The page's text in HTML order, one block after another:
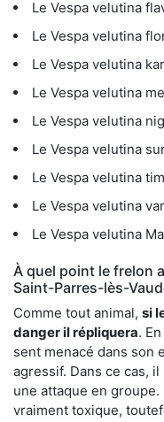
Le Vespa velutina
Le Vespa velutina
Le Vespa velutina
Le Vespa velutina
Le Vespa velutina
Le Vespa velutina
Le Vespa velutina
Le Vespa velutina
Le Vespa velutina
À quel point le frelon
Saint-Parres-lès-
Comme tout animal, si
danger il répliquera.
sent menacé dans son
agressif. Dans ce cas,
une attaque en groupe.
vraiment toxique,